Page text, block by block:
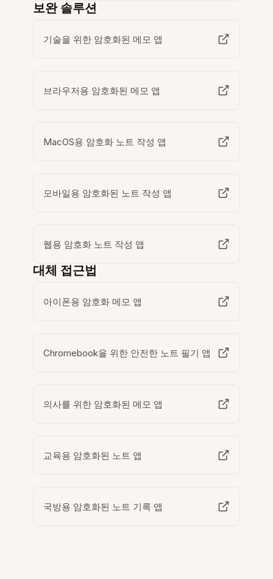
보완 솔루션
기술을 위한 암호화된 메모 앱
브라우저용 암호화된 메모 앱
MacOS용 암호화 노트 작성 앱
모바일용 암호화된 노트 작성 앱
웹용 암호화 노트 작성 앱
대체 접근법
아이폰용 암호화 메모 앱
Chromebook을 위한 안전한 노트 필기 앱
의사를 위한 암호화된 메모 앱
교육용 암호화된 노트 앱
국방용 암호화된 노트 기록 앱